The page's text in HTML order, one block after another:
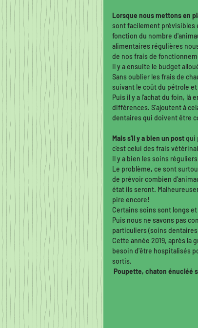
Lorsque nous mettons en
sont facilement prévisibles
fonction du nombre
alimentaires régulières
de nos frais de
Il y a ensuite le budget
Sans oublier les frais de
suivant le coût du pétrole
Puis il y a l'achat du foin, là
différences. S'ajoutent à
dentaires qui doivent être
Mais s'il y a bien un post qui
c'est celui des frais
Il y a bien les soins
Le problème, ce sont
de prévoir combien
état ils seront.
pire encore!
Certains soins sont longs
Puis nous ne savons pas
particuliers (soins
Cette année 2019, après la
besoin d'être hospitalisés
sortis.
Poupette, chaton énucléé